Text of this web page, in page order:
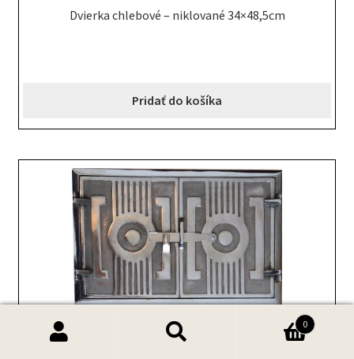
Dvierka chlebové – niklované 34×48,5cm
Pridať do košíka
161.00 EUR
Vyhľadávanie
0